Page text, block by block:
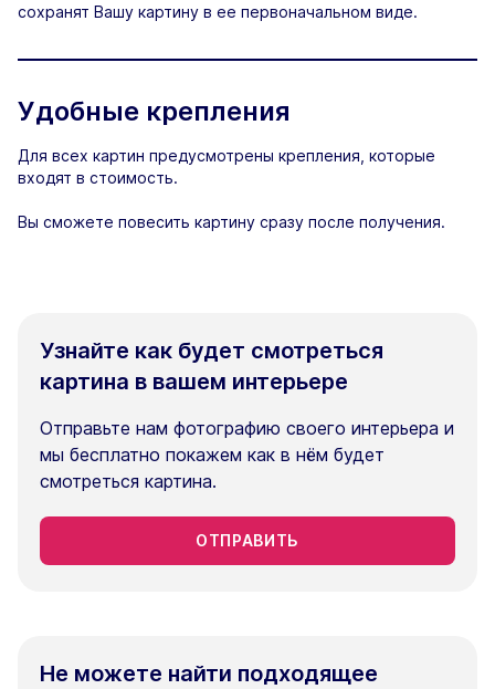
сохранят Вашу картину в ее первоначальном виде.
Удобные крепления
Для всех картин предусмотрены крепления, которые
входят в стоимость.
Вы сможете повесить картину сразу после получения.
Узнайте как будет смотреться
картина в вашем интерьере
Отправьте нам фотографию своего интерьера и
мы бесплатно покажем как в нём будет
смотреться картина.
ОТПРАВИТЬ
Не можете найти подходящее